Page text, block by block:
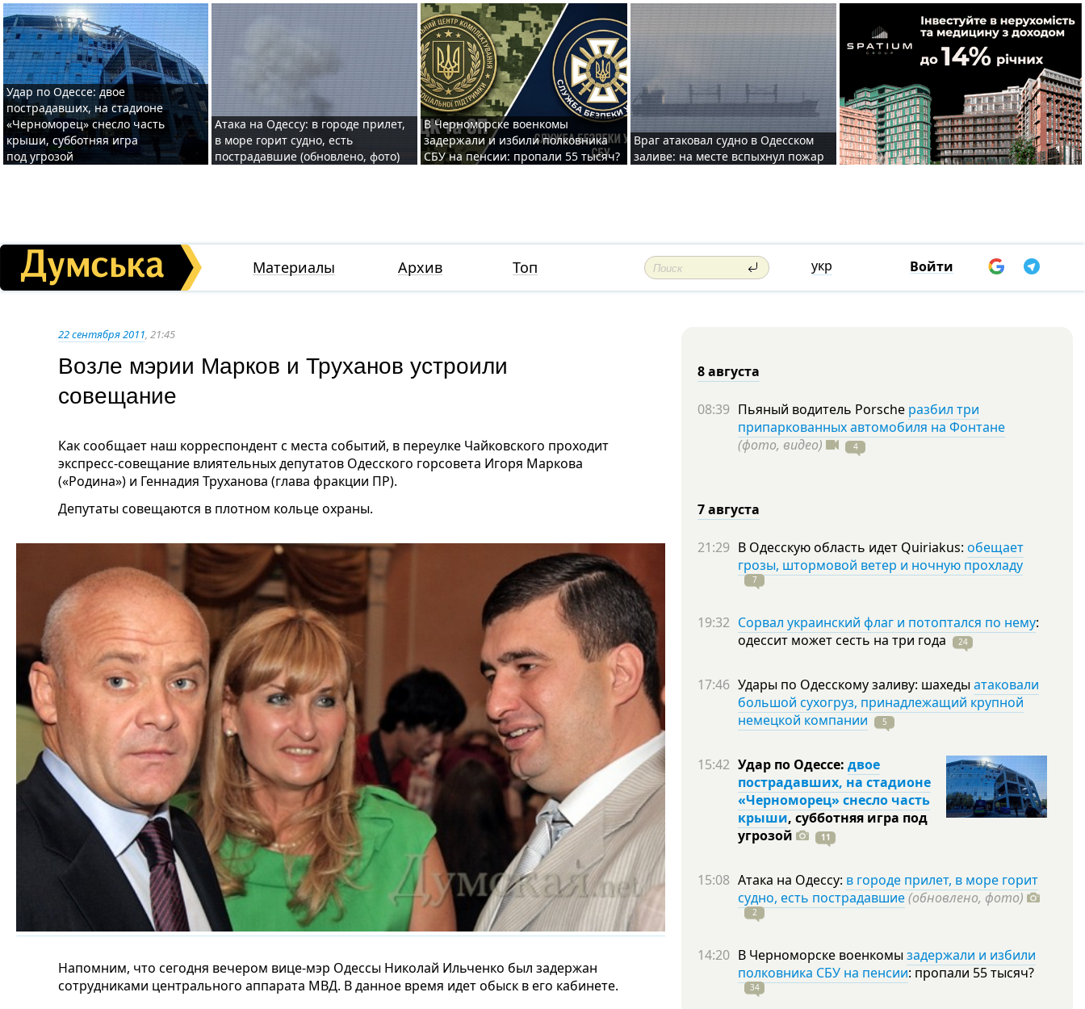
Удар по Одессе: двое
пострадавших, на стадионе
«Черноморец» снесло часть
крыши, субботняя игра
под угрозой
Атака на Одессу: в городе прилет,
в море горит судно, есть
пострадавшие (обновлено, фото)
В Черноморске военкомы
задержали и избили полковника
СБУ на пенсии: пропали 55 тысяч?
Враг атаковал судно в Одесском
заливе: на месте вспыхнул пожар
Материалы Архив Топ укр Войти
22 сентября 2011, 21:45
Возле мэрии Марков и Труханов устроили
совещание
Как сообщает наш корреспондент с места событий, в переулке Чайковского проходит
экспресс-совещание влиятельных депутатов Одесского горсовета Игоря Маркова
(«Родина») и Геннадия Труханова (глава фракции ПР).
Депутаты совещаются в плотном кольце охраны.
Напомним, что сегодня вечером вице-мэр Одессы Николай Ильченко был задержан
сотрудниками центрального аппарата МВД. В данное время идет обыск в его кабинете.
8 августа
08:39 Пьяный водитель Porsche разбил три
припаркованных автомобиля на Фонтане
(фото, видео)
4
7 августа
21:29 В Одесскую область идет Quiriakus: обещает
грозы, штормовой ветер и ночную прохладу
7
19:32 Сорвал украинский флаг и потоптался по нему:
одессит может сесть на три года 24
17:46 Удары по Одесскому заливу: шахеды атаковали
большой сухогруз, принадлежащий крупной
немецкой компании
5
15:42 Удар по Одессе: двое
пострадавших, на стадионе
«Черноморец» снесло часть
крыши, субботняя игра под
угрозой
11
15:08 Атака на Одессу: в городе прилет, в море горит
судно, есть пострадавшие(обновлено, фото)
2
14:20 В Черноморске военкомы задержали и избили
полковника СБУ на пенсии: пропали 55тысяч?
34